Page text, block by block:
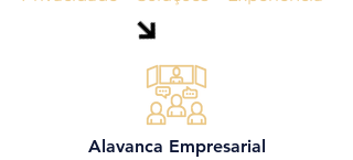
Alavanca Empresarial